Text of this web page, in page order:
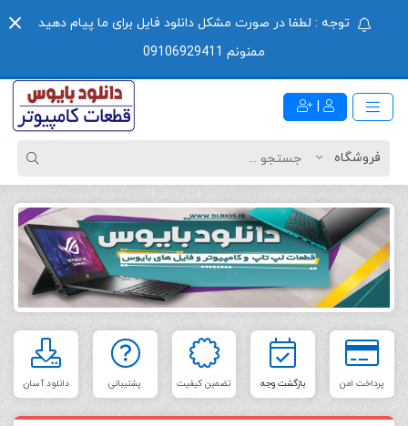
توجه : لطفا در صورت مشکل دانلود فایل برای ما پیام دهید
ممنونم 09106929411
پرداخت امن بازگشت وجه تضمین کیفیت پشتیبانی دانلود آسان